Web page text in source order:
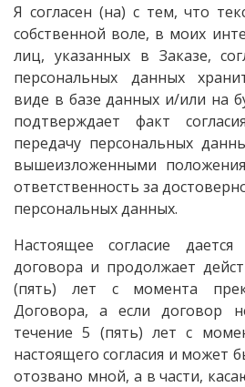
Я согласен (на) с тем, что
собственной воле, в моих
лиц, указанных в Заказе,
персональных данных
виде в базе данных и/или на
подтверждает факт
передачу персональных
вышеизложенными
ответственность за
персональных данных.
Настоящее согласие
договора и продолжает
(пять) лет с момента
Договора, а если договор
течение 5 (пять) лет с
настоящего согласия и может
отозвано мной, а в части,